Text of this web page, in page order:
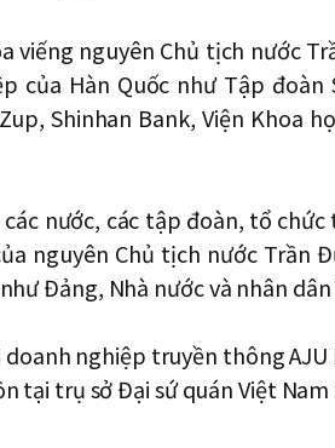
viếng nguyên Chủ tịch nước
của Hàn Quốc như Tập đoàn
Shinhan Bank, Viện Khoa
nước, các tập đoàn, tổ
nguyên Chủ tịch nước Trần
Đảng, Nhà nước và nhân
doanh nghiệp truyền thông
tại trụ sở Đại sứ quán Việt Nam